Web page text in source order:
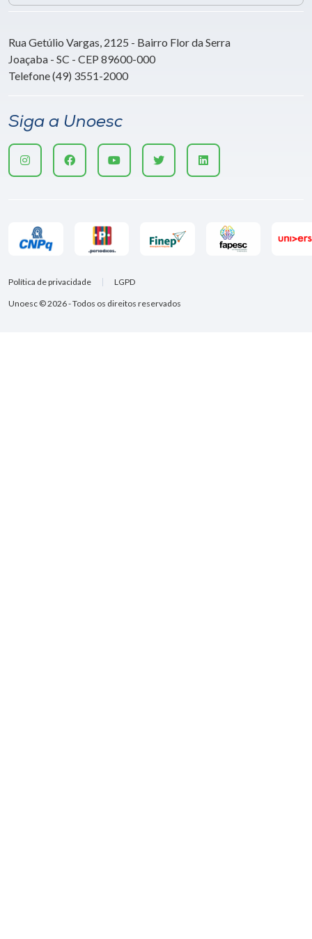
Rua Getúlio Vargas, 2125 - Bairro Flor da Serra
Joaçaba - SC - CEP 89600-000
Telefone (49) 3551-2000
Siga a Unoesc
Unoesc © 2026 - Todos os direitos reservados
Política de privacidade LGPD